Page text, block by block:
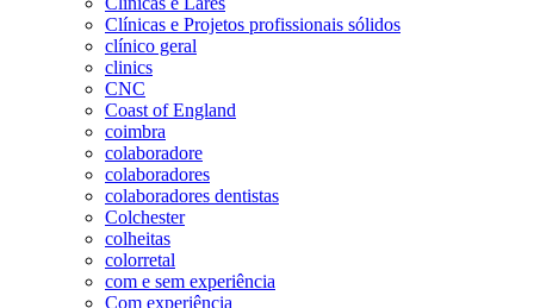
Clínicas e Projetos profissionais sólidos
clínico geral
clinics
CNC
Coast of England
coimbra
colaboradore
colaboradores
colaboradores dentistas
Colchester
colheitas
colorretal
com e sem experiência
Com experiência